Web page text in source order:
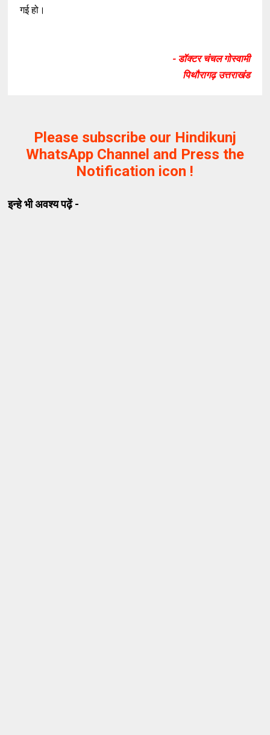
गई हो।
- डॉक्टर चंचल गोस्वामी
पिथौरागढ़ उत्तराखंड
Please subscribe our Hindikunj
WhatsApp Channel and Press the
Notification icon !
इन्हे भी अवश्य पढ़ें -